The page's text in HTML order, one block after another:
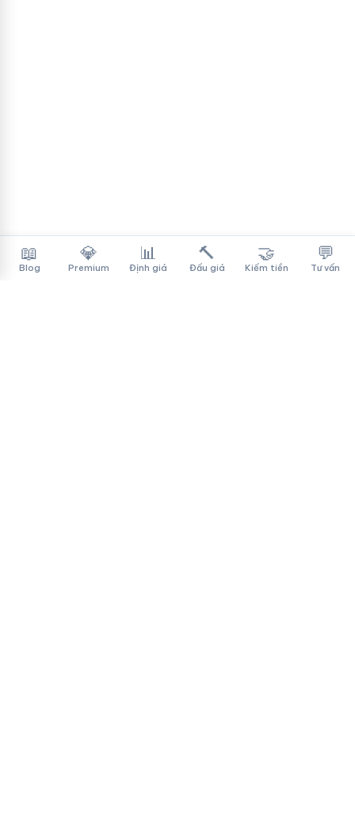
📖
Blog
💎
Premium
📊
Định giá
🔨
Đấu giá
🤝
Kiếm tiền
💬
Tư vấn